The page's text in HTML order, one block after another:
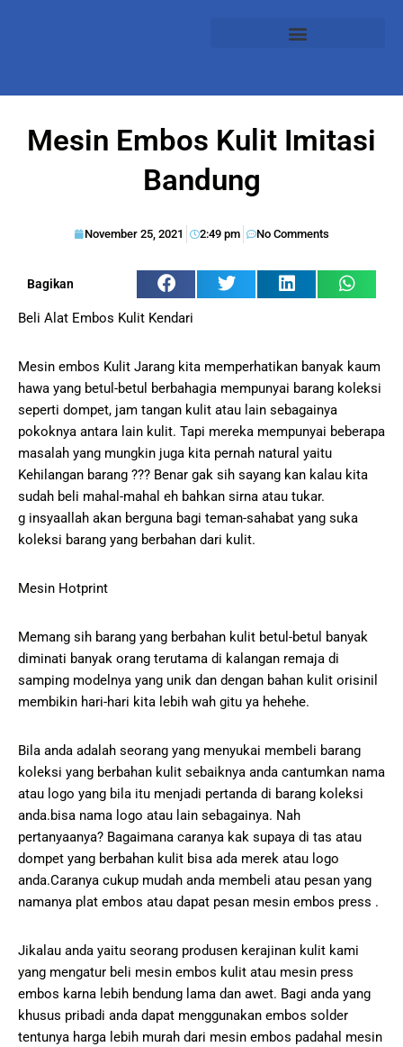
Mesin Embos Kulit Imitasi
Bandung
November 25, 2021 2:49 pm No Comments
Bagikan
Beli Alat Embos Kulit Kendari
Mesin embos Kulit Jarang kita memperhatikan banyak kaum
hawa yang betul-betul berbahagia mempunyai barang koleksi
seperti dompet, jam tangan kulit atau lain sebagainya
pokoknya antara lain kulit. Tapi mereka mempunyai beberapa
masalah yang mungkin juga kita pernah natural yaitu
Kehilangan barang ??? Benar gak sih sayang kan kalau kita
sudah beli mahal-mahal eh bahkan sirna atau tukar.
g insyaallah akan berguna bagi teman-sahabat yang suka
koleksi barang yang berbahan dari kulit.
Mesin Hotprint
Memang sih barang yang berbahan kulit betul-betul banyak
diminati banyak orang terutama di kalangan remaja di
samping modelnya yang unik dan dengan bahan kulit orisinil
membikin hari-hari kita lebih wah gitu ya hehehe.
Bila anda adalah seorang yang menyukai membeli barang
koleksi yang berbahan kulit sebaiknya anda cantumkan nama
atau logo yang bila itu menjadi pertanda di barang koleksi
anda.bisa nama logo atau lain sebagainya. Nah
pertanyaanya? Bagaimana caranya kak supaya di tas atau
dompet yang berbahan kulit bisa ada merek atau logo
anda.Caranya cukup mudah anda membeli atau pesan yang
namanya plat embos atau dapat pesan mesin embos press .
Jikalau anda yaitu seorang produsen kerajinan kulit kami
yang mengatur beli mesin embos kulit atau mesin press
embos karna lebih bendung lama dan awet. Bagi anda yang
khusus pribadi anda dapat menggunakan embos solder
tentunya harga lebih murah dari mesin embos padahal mesin